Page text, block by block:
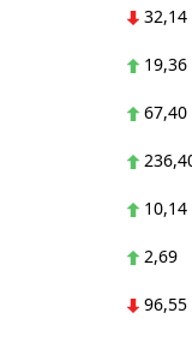
32,14
19,36
67,40
10,14
2,69
96,55